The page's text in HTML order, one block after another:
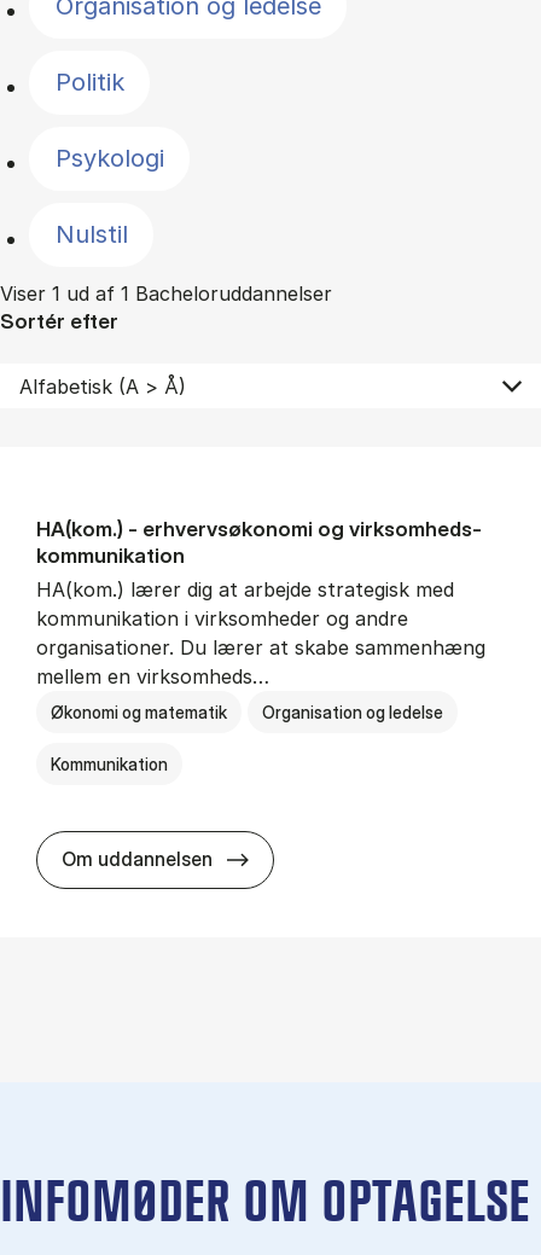
Organisation og ledelse
Politik
Psykologi
Nulstil
Viser 1 ud af 1 Bacheloruddannelser
Sortér efter
HA(kom.) - erhvervs­økonomi og virksomheds­
kommunikation
HA(kom.) lærer dig at arbejde strategisk med
kommunikation i virksomheder og andre
organisationer. Du lærer at skabe sammenhæng
mellem en virksomheds…
Økonomi og matematik Organisation og ledelse
Kommunikation
Om uddannelsen HA(kom.) - erhvervs­økonomi
IN­FO­MØ­DER OM OP­TA­GEL­SE